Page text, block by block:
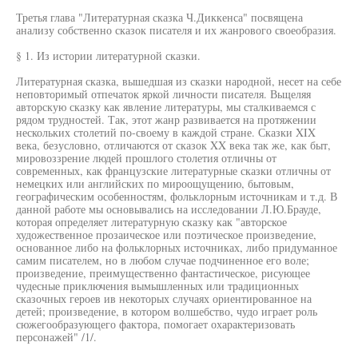
Третья глава "Литературная сказка Ч.Диккенса" посвящена
анализу собственно сказок писателя и их жанрового своеобразия.
§ 1. Из истории литературной сказки.
Литературная сказка, вышедшая из сказки народной, несет на себе
неповторимый отпечаток яркой личности писателя. Вьщеляя
авторскую сказку как явление литературы, мы сталкиваемся с
рядом трудностей. Так, этот жанр развивается на протяжении
нескольких столетий по-своему в каждой стране. Сказки XIX
века, безусловно, отличаются от сказок XX века так же, как быт,
мировоззрение людей прошлого столетия отличны от
современных, как французские литературные сказки отличны от
немецких или английских по мироощущению, бытовым,
географическим особенностям, фольклорным источникам и т.д. В
данной работе мы основывались на исследовании Л.Ю.Брауде,
которая определяет литературную сказку как "авторское
художественное прозаическое или поэтическое произведение,
основанное либо на фольклорных источниках, либо придуманное
самим писателем, но в любом случае подчиненное его воле;
произведение, преимущественно фантастическое, рисующее
чудесные приключения вымышленных или традиционных
сказочных героев ив некоторых случаях ориентированное на
детей; произведение, в котором волшебство, чудо играет роль
сюжегообразующего фактора, помогает охарактеризовать
персонажей" /1/.